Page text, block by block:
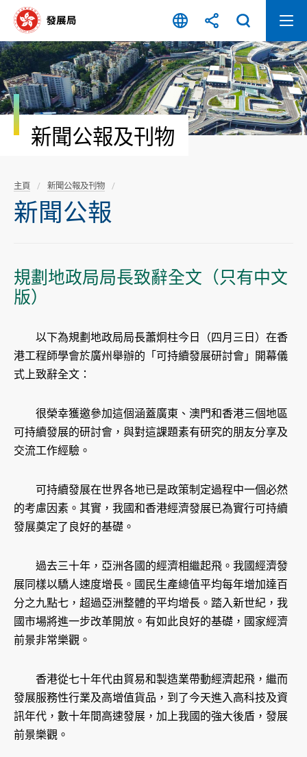
容
開
始
新聞公報及刊物
主頁 新聞公報及刊物
新聞公報
規劃地政局局長致辭全文（只有中文
版）
以下為規劃地政局局長蕭炯柱今日（四月三日）在香
港工程師學會於廣州舉辦的「可持續發展研討會」開幕儀
式上致辭全文：
很榮幸獲邀參加這個涵蓋廣東、澳門和香港三個地區
可持續發展的研討會，與對這課題素有研究的朋友分享及
交流工作經驗。
可持續發展在世界各地已是政策制定過程中一個必然
的考慮因素。其實，我國和香港經濟發展已為實行可持續
發展奠定了良好的基礎。
過去三十年，亞洲各國的經濟相繼起飛。我國經濟發
展同樣以驕人速度增長。國民生產總值平均每年增加達百
分之九點七，超過亞洲整體的平均增長。踏入新世紀，我
國市場將進一步改革開放。有如此良好的基礎，國家經濟
前景非常樂觀。
香港從七十年代由貿易和製造業帶動經濟起飛，繼而
發展服務性行業及高增值貨品，到了今天進入高科技及資
訊年代，數十年間高速發展，加上我國的強大後盾，發展
前景樂觀。